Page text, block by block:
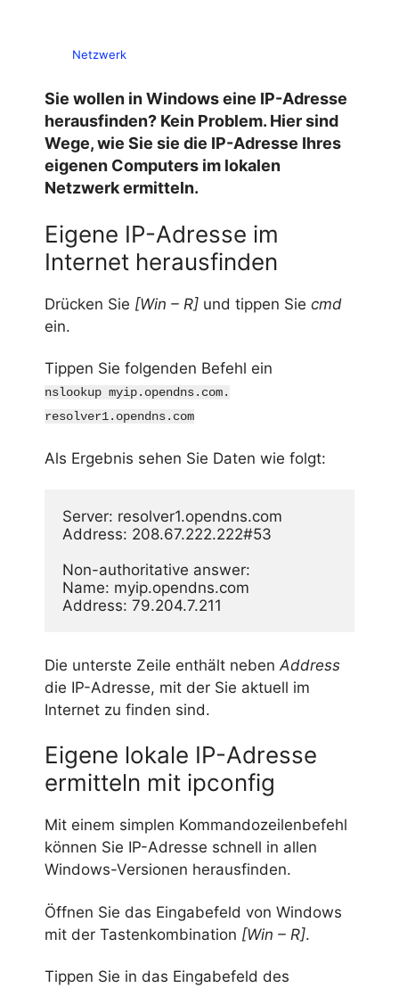
Netzwerk
Sie wollen in Windows eine IP-Adresse
herausfinden? Kein Problem. Hier sind
Wege, wie Sie sie die IP-Adresse Ihres
eigenen Computers im lokalen
Netzwerk ermitteln.
Eigene IP-Adresse im
Internet herausfinden
Drücken Sie [Win – R] und tippen Sie cmd
ein.
Tippen Sie folgenden Befehl ein
nslookup myip.opendns.com.
resolver1.opendns.com
Als Ergebnis sehen Sie Daten wie folgt:
Server: resolver1.opendns.com
Address: 208.67.222.222#53
Non-authoritative answer:
Name: myip.opendns.com
Address: 79.204.7.211
Die unterste Zeile enthält nebenAddress
die IP-Adresse, mit der Sie aktuell im
Internet zu finden sind.
Eigene lokale IP-Adresse
ermitteln mit ipconfig
Mit einem simplen Kommandozeilenbefehl
können Sie IP-Adresse schnell in allen
Windows-Versionen herausfinden.
Öffnen Sie das Eingabefeld von Windows
mit der Tastenkombination [Win – R].
Tippen Sie in das Eingabefeld des